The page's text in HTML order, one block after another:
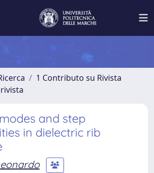
1 Contributo su Rivista
and step
in dielectric rib